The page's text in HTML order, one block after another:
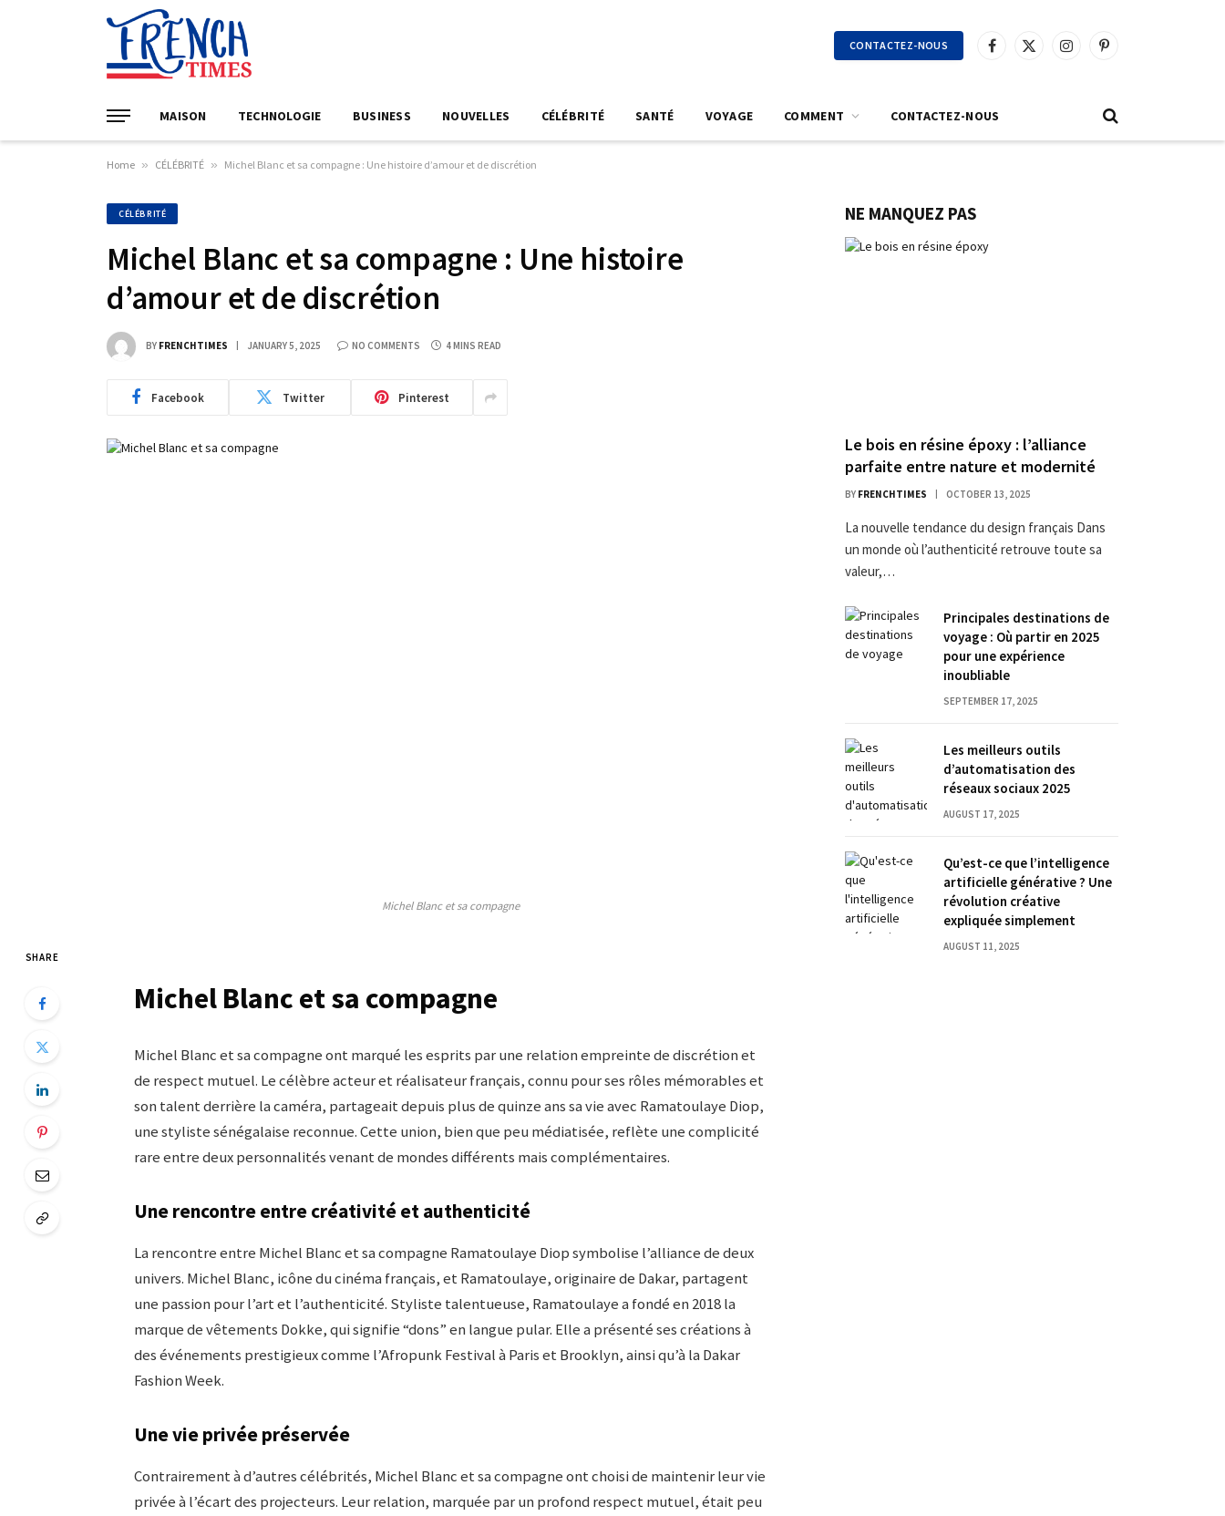
CONTACTEZ-NOUS Facebook
X
InstagramPinterest
MAISON TECHNOLOGIE BUSINESS NOUVELLES CÉLÉBRITÉ SANTÉ VOYAGE COMMENT CONTACTEZ-NOUS
Home » CÉLÉBRITÉ » Michel Blanc et sa compagne : Une histoire d’amour et de discrétion
CÉLÉBRITÉ
Michel Blanc et sa compagne : Une histoire
d’amour et de discrétion
BY FRENCHTIMES JANUARY 5, 2025 NO COMMENTS 4 MINS READ
Facebook Twitter Pinterest
Michel Blanc et sa compagne
SHARE
Michel Blanc et sa compagne
Michel Blanc et sa compagne ont marqué les esprits par une relation empreinte de discrétion et
de respect mutuel. Le célèbre acteur et réalisateur français, connu pour ses rôles mémorables et
son talent derrière la caméra, partageait depuis plus de quinze ans sa vie avec Ramatoulaye Diop,
une styliste sénégalaise reconnue. Cette union, bien que peu médiatisée, reflète une complicité
rare entre deux personnalités venant de mondes différents mais complémentaires.
Une rencontre entre créativité et authenticité
La rencontre entre Michel Blanc et sa compagne Ramatoulaye Diop symbolise l’alliance de deux
univers. Michel Blanc, icône du cinéma français, et Ramatoulaye, originaire de Dakar, partagent
une passion pour l’art et l’authenticité. Styliste talentueuse, Ramatoulaye a fondé en 2018 la
marque de vêtements Dokke, qui signifie “dons” en langue pular. Elle a présenté ses créations à
des événements prestigieux comme l’Afropunk Festival à Paris et Brooklyn, ainsi qu’à la Dakar
Fashion Week.
Une vie privée préservée
Contrairement à d’autres célébrités, Michel Blanc et sa compagne ont choisi de maintenir leur vie
privée à l’écart des projecteurs. Leur relation, marquée par un profond respect mutuel, était peu
NE MANQUEZ PAS
Le bois en résine époxy : l’alliance
parfaite entre nature et modernité
BY FRENCHTIMES OCTOBER 13, 2025
La nouvelle tendance du design français Dans
un monde où l’authenticité retrouve toute sa
valeur,…
Principales destinations de
voyage : Où partir en 2025
pour une expérience
inoubliable
SEPTEMBER 17, 2025
Les meilleurs outils
d’automatisation des
réseaux sociaux 2025
AUGUST 17, 2025
Qu’est-ce que l’intelligence
artificielle générative ? Une
révolution créative
expliquée simplement
AUGUST 11, 2025